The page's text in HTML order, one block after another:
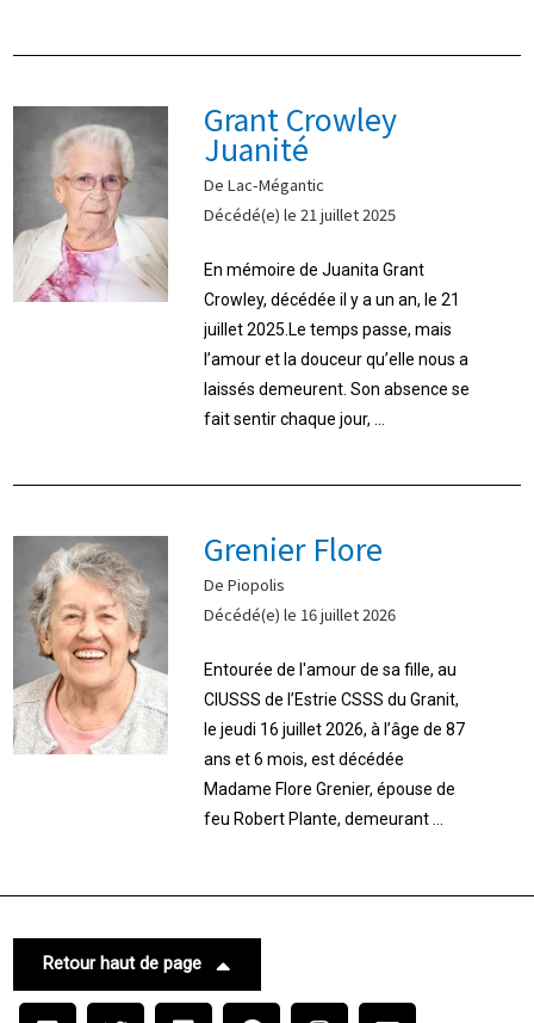
Grant Crowley
Juanité
De Lac-Mégantic
Décédé(e) le 21 juillet 2025
En mémoire de Juanita Grant
Crowley, décédée il y a un an, le 21
juillet 2025.Le temps passe, mais
l’amour et la douceur qu’elle nous a
laissés demeurent. Son absence se
fait sentir chaque jour, ...
Grenier Flore
De Piopolis
Décédé(e) le 16 juillet 2026
Entourée de l'amour de sa fille, au
CIUSSS de l’Estrie CSSS du Granit,
le jeudi 16 juillet 2026, à l’âge de 87
ans et 6 mois, est décédée
Madame Flore Grenier, épouse de
feu Robert Plante, demeurant ...
Retour haut de page